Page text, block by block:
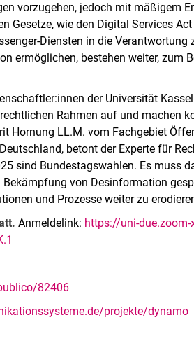
vorzugehen, jedoch mit mäßigem
Gesetze, wie den Digital Services
Diensten in die Verantwortung
ermöglichen, bestehen weiter, zum
der Universität
Rahmen auf und machen
Hornung LL.M. vom Fachgebiet
betont der Experte für
sind Bundestagswahlen. Es muss
von Desinformation
und Prozesse weiter zu
Anmeldelink: https://uni-
82406
projekte/dynamo